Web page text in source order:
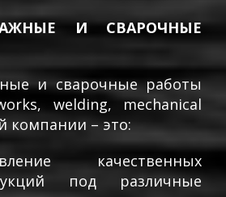
И СВАРОЧНЫЕ
и сварочные работы
welding, mechanical
компании – это:
качественных
под различные